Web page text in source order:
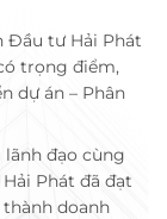
Đầu tư Hải Phát
trọng điểm,
dự án – Phân
đạo cùng
Phát đã đạt
doanh